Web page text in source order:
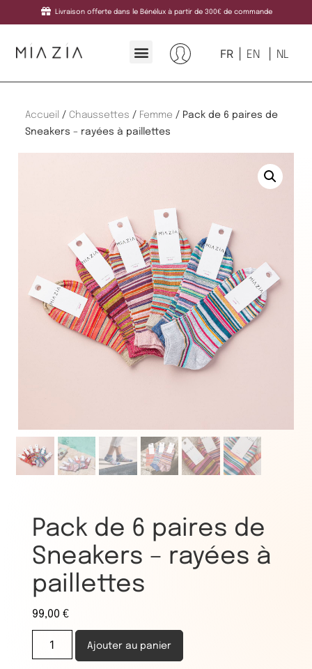
Livraison offerte dans le Bénélux à partir de 300€ de commande
FR EN NL
Accueil / Chaussettes / Femme / Pack de 6 paires de
Sneakers – rayées à paillettes
Pack de 6 paires de
Sneakers – rayées à
paillettes
99,00 €
Ajouter au panier